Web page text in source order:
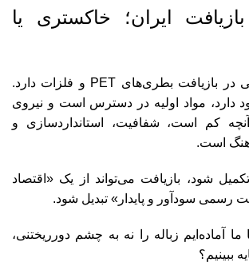
بازیافت ایران؛ خاکستری یا
ایران ظرفیت بالایی در بازیافت بطری‌های PET و فلزات دارد.
دارد، مواد اولیه در دسترس است و نیروی
کم است، شفافیت، استانداردسازی و
است.
شود، بازیافت می‌تواند از یک «اقتصاد
رسمی سودآور و پایدار» تبدیل شود.
آماده‌ایم زباله را نه به چشم دورریختنی،
ببینیم؟